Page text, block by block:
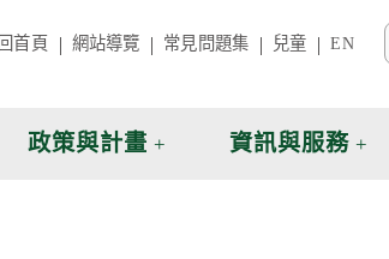
回首頁 網站導覽 常見問題集 兒童 EN
政策與計畫 資訊與服務